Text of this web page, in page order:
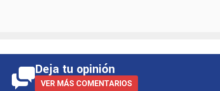
Deja tu opinión
VER MÁS COMENTARIOS